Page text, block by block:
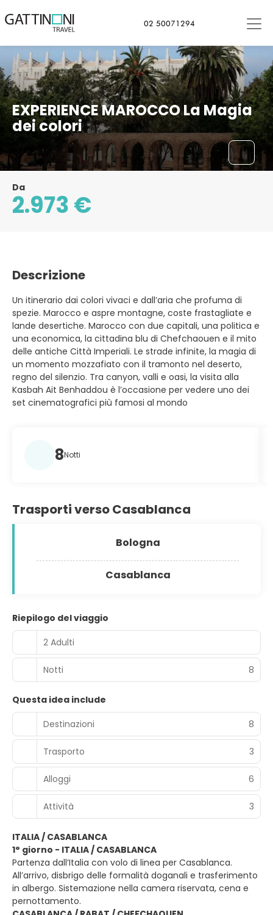
02 50071294
EXPERIENCE MAROCCO La Magia
dei colori
Casablanca, Marocco
Da
2.973 €
Descrizione
Un itinerario dai colori vivaci e dall’aria che profuma di
spezie. Marocco e aspre montagne, coste frastagliate e
lande desertiche. Marocco con due capitali, una politica e
una economica, la cittadina blu di Chefchaouen e il mito
delle antiche Città Imperiali. Le strade infinite, la magia di
un momento mozzafiato con il tramonto nel deserto,
regno del silenzio. Tra canyon, valli e oasi, la visita alla
Kasbah Ait Benhaddou è l’occasione per vedere uno dei
set cinematografici più famosi al mondo
8Notti
Trasporti verso Casablanca
Bologna
Casablanca
Riepilogo del viaggio
2 Adulti
Notti 8
Questa idea include
Destinazioni
8
Trasporto 3
Alloggi 6
Attività 3
ITALIA / CASABLANCA
1° giorno - ITALIA / CASABLANCA
Partenza dall’Italia con volo di linea per Casablanca.
All’arrivo, disbrigo delle formalità doganali e trasferimento
in albergo. Sistemazione nella camera riservata, cena e
pernottamento.